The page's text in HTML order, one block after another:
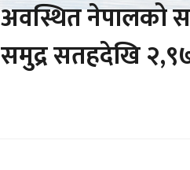
अवस्थित नेपालको
समुद्र सतहदेखि